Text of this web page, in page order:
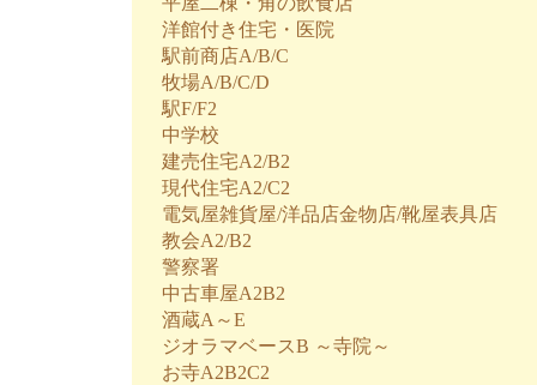
洋館付き住宅・医院
駅前商店A/B/C
牧場A/B/C/D
駅F/F2
中学校
建売住宅A2/B2
現代住宅A2/C2
電気屋雑貨屋/洋品店金物店/靴屋表具店
教会A2/B2
警察署
中古車屋A2B2
酒蔵A～E
ジオラマベースB ～寺院～
お寺A2B2C2